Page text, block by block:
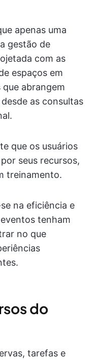
apenas uma
gestão de
com as
espaços em
abrangem
as consultas
que os usuários
seus recursos,
treinamento.
na eficiência e
tenham
no que
do
tarefas e